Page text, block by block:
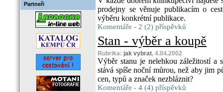
Partneři
prodejny se věnuje publikacím o
výběru konkrétní publikace.
Komentáře - 2 (2) příspěvků
Stan - výběr a koupě
Rubrika: jak vybrat, 4.04.2002
Výběr stanu je nelehkou záležitostí a
stává spíše noční můrou, než aby jim
cen, typů a značek nezbláznit?
Komentáře - 4 (4) příspěvků